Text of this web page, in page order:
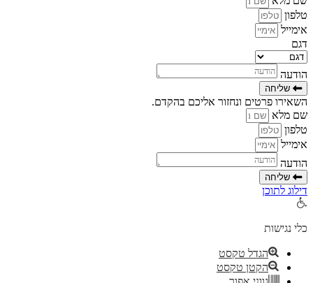
טלפון
אימייל
דגם
הודעה
שליחה
השאירו פרטים ונחזור אליכם בהקדם.
שם מלא
טלפון
אימייל
הודעה
שליחה
דילוג לתוכן
פתח סרגל נגישות
כלי נגישות
הגדל טקסט
הקטן טקסט